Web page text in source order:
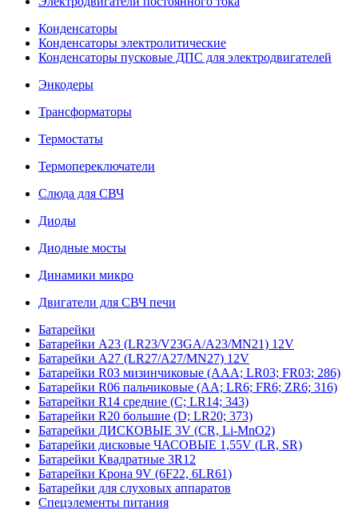
Конденсаторы
Конденсаторы электролитические
Конденсаторы пусковые ДПС для электродвигателей
Энкодеры
Трансформаторы
Термостаты
Термопереключатели
Слюда для СВЧ
Диоды
Диодные мосты
Динамики микро
Двигатели для СВЧ печи
Батарейки
Батарейки A23 (LR23/V23GA/A23/MN21) 12V
Батарейки A27 (LR27/A27/MN27) 12V
Батарейки R03 мизинчиковые (AAA; LR03; FR03; 286)
Батарейки R06 пальчиковые (AA; LR6; FR6; ZR6; 316)
Батарейки R14 средние (C; LR14; 343)
Батарейки R20 большие (D; LR20; 373)
Батарейки ДИСКОВЫЕ 3V (CR, Li-MnO2)
Батарейки дисковые ЧАСОВЫЕ 1,55V (LR, SR)
Батарейки Квадратные 3R12
Батарейки Крона 9V (6F22, 6LR61)
Батарейки для слуховых аппаратов
Спецэлементы питания